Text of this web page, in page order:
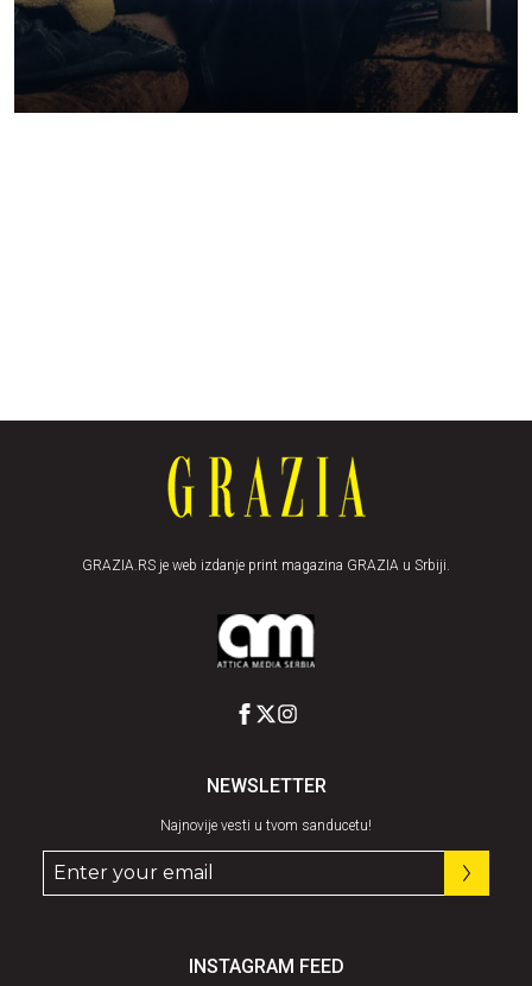
GRAZIA.RS je web izdanje print magazina GRAZIA u Srbiji.
NEWSLETTER
Najnovije vesti u tvom sanducetu!
INSTAGRAM FEED